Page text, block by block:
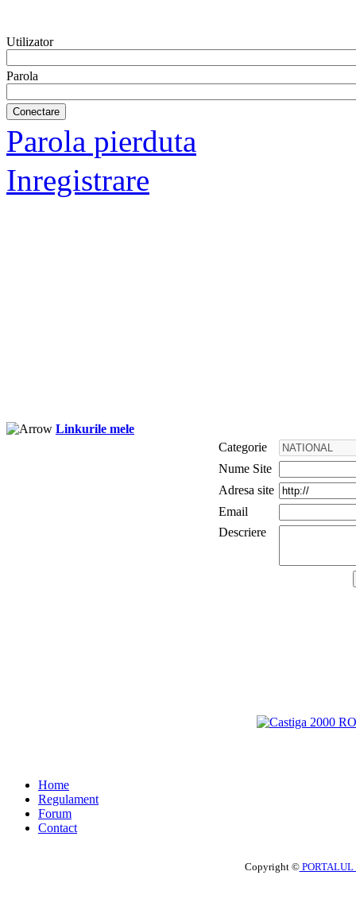
Utilizator
Parola
Parola pierduta
Inregistrare
Linkurile mele
Categorie
Nume Site
Adresa site
Email
Descriere
Home
Regulament
Forum
Contact
Copyright ©PORTALUL